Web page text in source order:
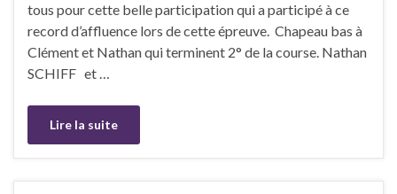
tous pour cette belle participation qui a participé à ce
record d’affluence lors de cette épreuve. Chapeau bas à
Clément et Nathan qui terminent 2° de la course. Nathan
SCHIFF et …
Lire la suite